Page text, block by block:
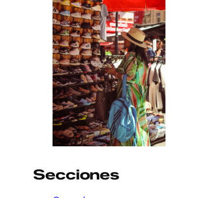
Secciones